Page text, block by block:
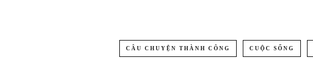
CÂU CHUYỆN THÀNH CÔNG CUỘC SỐNG